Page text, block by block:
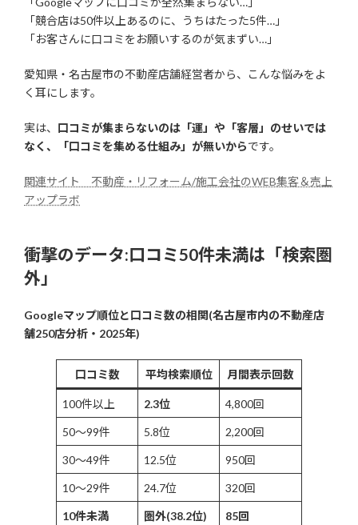
「競合店は50件以上あるのに、うちはたった5件…」
「お客さんに口コミをお願いするのが気まずい…」
愛知県・名古屋市の不動産店舗経営者から、こんな悩みをよ
く耳にします。
実は、 口コミが集まらないのは「運」や「客層」のせいでは
なく、「口コミを集める仕組み」が無いからです。
関連サイト 不動産・リフォーム/施工会社のWEB集客＆売上
アップラボ
衝撃のデータ:口コミ50件未満は「検索圏
外」
Googleマップ順位と口コミ数の相関(名古屋市内の不動産店
舗250店分析・2025年)
口コミ数 平均検索順位 月間表示回数
100件以上 2.3位 4,800回
50〜99件 5.8位 2,200回
30〜49件 12.5位 950回
10〜29件 24.7位 320回
10件未満 圏外(38.2位) 85回